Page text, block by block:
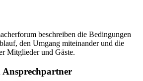
beschreiben die Bedingungen
den Umgang miteinander und die
Mitglieder und Gäste.